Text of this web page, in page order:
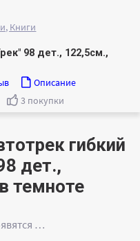
Книги
98 дет., 122,5см.,
Описание
3 покупки
гибкий
дет.,
темноте
…